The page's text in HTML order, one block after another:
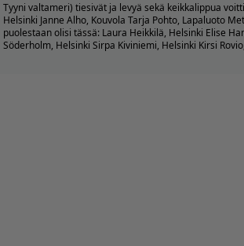
Tyyni valtameri) tiesivät ja levyä sekä keikkalippua
Helsinki Janne Alho, Kouvola Tarja Pohto, Lapaluoto
puolestaan olisi tässä: Laura Heikkilä, Helsinki Elise
Söderholm, Helsinki Sirpa Kiviniemi, Helsinki Kirsi